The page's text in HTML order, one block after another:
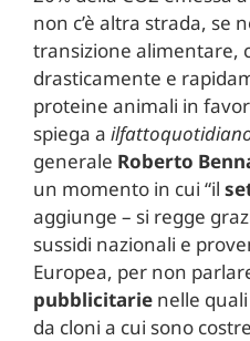
non c’è altra strada, se
transizione alimentare,
drasticamente e
proteine animali in
spiega a
generale Roberto
un momento in cui “il
aggiunge – si regge
sussidi nazionali e
Europea, per non
pubblicitarienelle quali
da cloni a cui sono